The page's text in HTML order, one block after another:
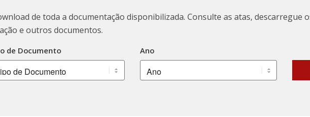
de toda a documentação disponibilizada. Consulte as atas, descarregue
e outros documentos.
de Documento Ano